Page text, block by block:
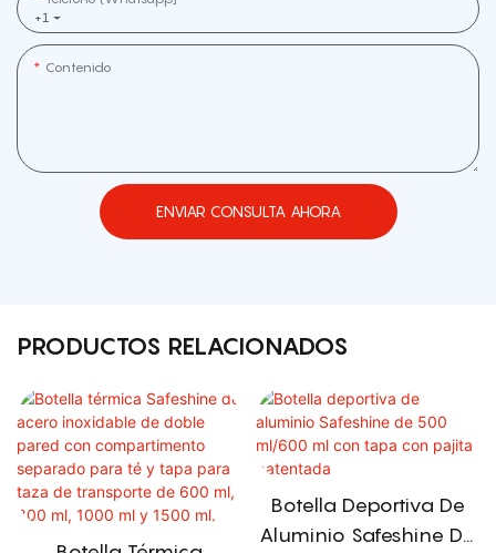
+1
Contenido
ENVIAR CONSULTA AHORA
PRODUCTOS RELACIONADOS
Botella Deportiva De
Aluminio Safeshine De